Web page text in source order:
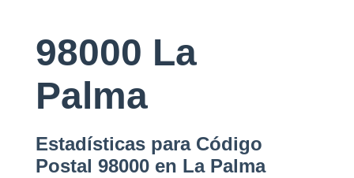
98000 La
Palma
Estadísticas para Código
Postal 98000 en La Palma